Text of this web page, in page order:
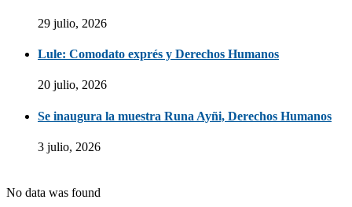
29 julio, 2026
Lule: Comodato exprés y Derechos Humanos
20 julio, 2026
Se inaugura la muestra Runa Ayñi, Derechos Humanos
3 julio, 2026
No data was found